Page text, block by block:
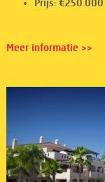
Prijs: €250.000
Meer informatie >>